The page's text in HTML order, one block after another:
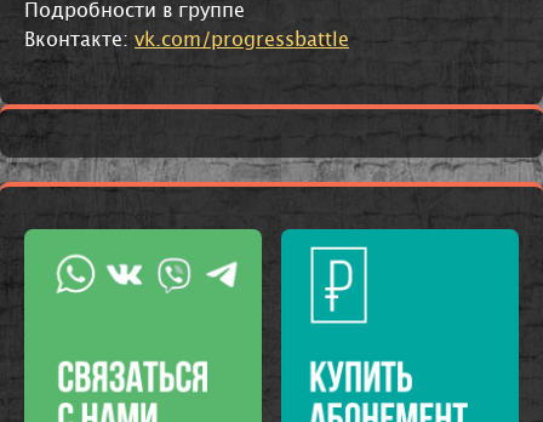
Подробности в группе
Вконтакте: vk.com/progressbattle